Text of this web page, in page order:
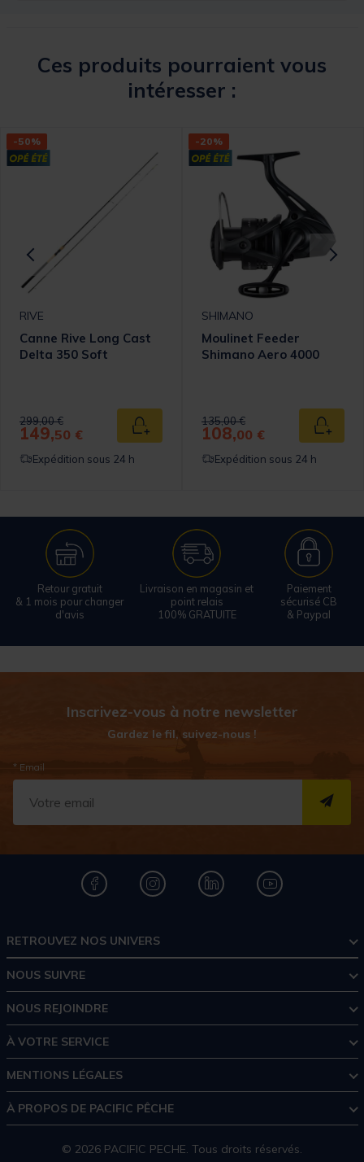
Ces produits pourraient vous
intéresser :
panier
-50%
RIVE
Canne Rive Long Cast
Delta 350 Soft
Price reduced from
299,00 €to
149,50 € Ajouter au panier
Expédition sous 24 h
-20%
SHIMANO
Moulinet Feeder
Shimano Aero 4000
Price reduced from
135,00 €to
108,00 €
Expédition sous 24 h
Retour gratuit
& 1 mois pour changer
d'avis
Livraison en magasin et
point relais
100% GRATUITE
Paiement
sécurisé CB
& Paypal
Inscrivez-vous à notre newsletter
Gardez le fil, suivez-nous !
* Email
RETROUVEZ NOS UNIVERS
NOUS SUIVRE
NOUS REJOINDRE
À VOTRE SERVICE
MENTIONS LÉGALES
À PROPOS DE PACIFIC PÊCHE
© 2026 PACIFIC PECHE. Tous droits réservés.